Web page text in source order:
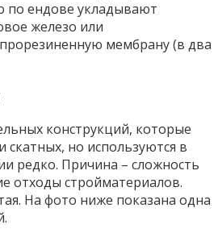
по ендове укладывают
железо или
мембрану (в два
конструкций, которые
скатных, но используются в
редко. Причина – сложность
отходы стройматериалов.
На фото ниже показана одна